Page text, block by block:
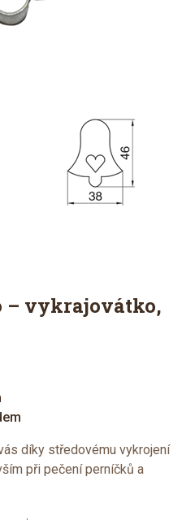
– vykrajovátko,
díky středovému vykrojení
při pečení perníčků a